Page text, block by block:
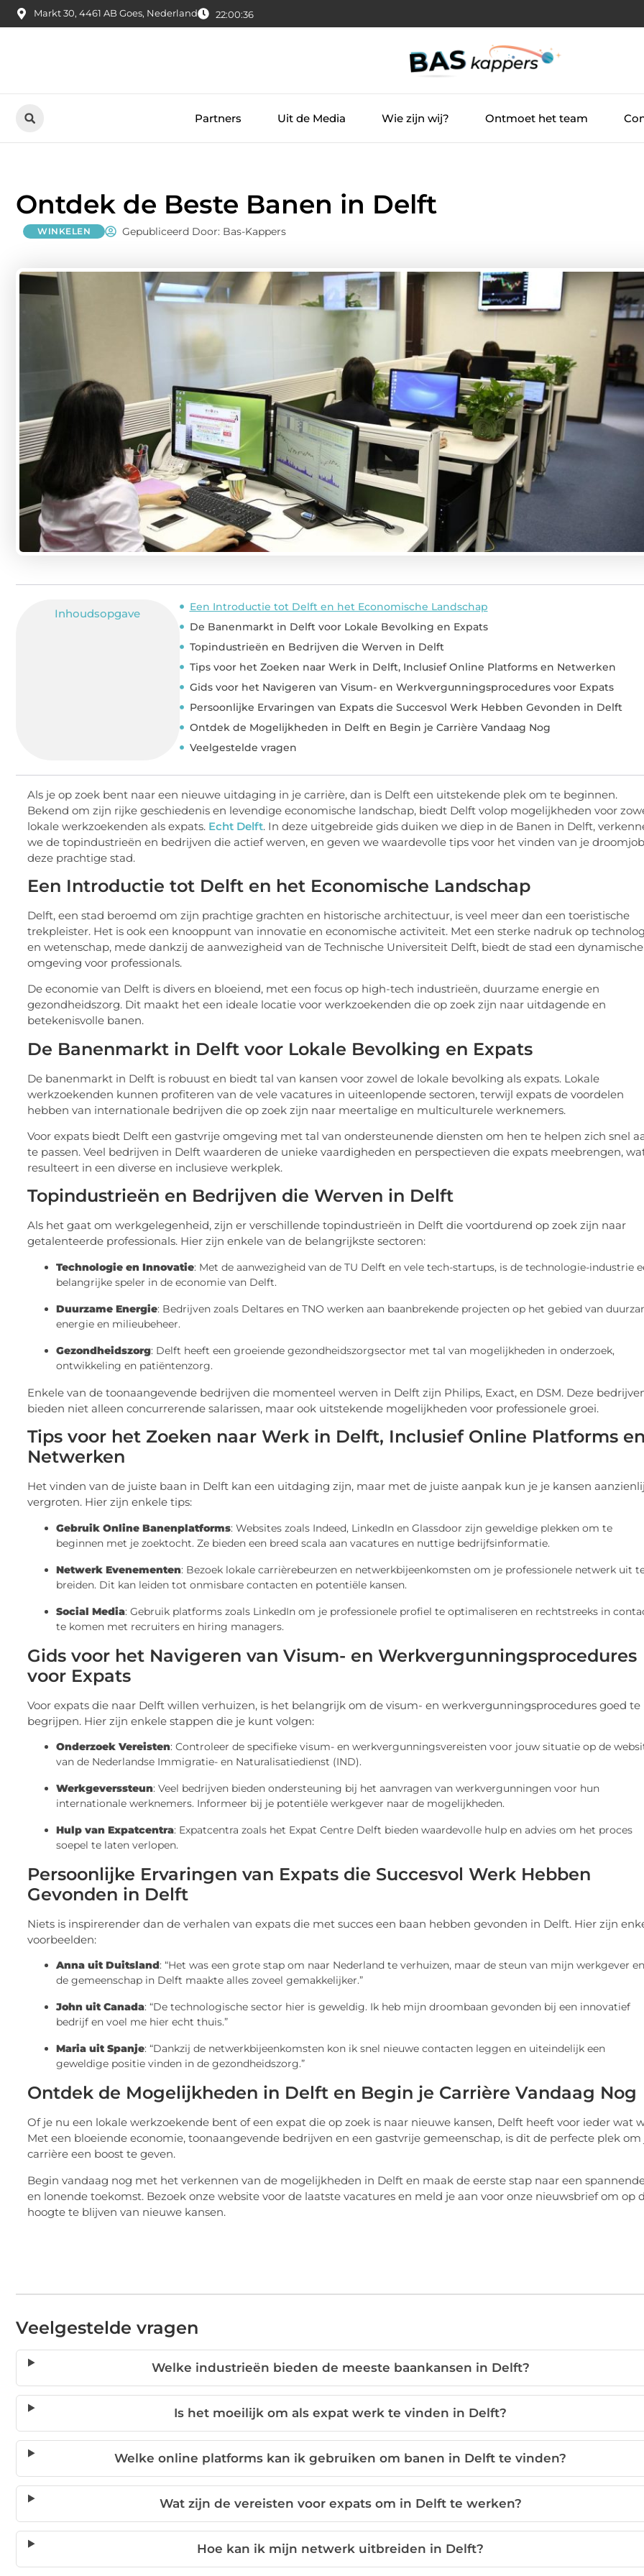
Markt 30, 4461 AB Goes, Nederland 22:00:37
Partners Uit de Media Wie zijn wij? Ontmoet het team
Ontdek de Beste Banen in Delft
WINKELEN Gepubliceerd Door: Bas-Kappers
Inhoudsopgave
Een Introductie tot Delft en het Economische Landschap
De Banenmarkt in Delft voor Lokale Bevolking en Expats
Topindustrieën en Bedrijven die Werven in Delft
Tips voor het Zoeken naar Werk in Delft, Inclusief Online Platforms en Netwerken
Gids voor het Navigeren van Visum- en Werkvergunningsprocedures voor Expats
Persoonlijke Ervaringen van Expats die Succesvol Werk Hebben Gevonden in Delft
Ontdek de Mogelijkheden in Delft en Begin je Carrière Vandaag Nog
Veelgestelde vragen
Als je op zoek bent naar een nieuwe uitdaging in je carrière, dan is Delft een uitstekende plek om te beginnen.
Bekend om zijn rijke geschiedenis en levendige economische landschap, biedt Delft volop mogelijkheden voor
lokale werkzoekenden als expats. Echt Delft. In deze uitgebreide gids duiken we diep in de Banen in Delft,
we de topindustrieën en bedrijven die actief werven, en geven we waardevolle tips voor het vinden van je
deze prachtige stad.
Een Introductie tot Delft en het Economische Landschap
Delft, een stad beroemd om zijn prachtige grachten en historische architectuur, is veel meer dan een toeristische
trekpleister. Het is ook een knooppunt van innovatie en economische activiteit. Met een sterke nadruk op
en wetenschap, mede dankzij de aanwezigheid van de Technische Universiteit Delft, biedt de stad een dynamische
omgeving voor professionals.
De economie van Delft is divers en bloeiend, met een focus op high-tech industrieën, duurzame energie en
gezondheidszorg. Dit maakt het een ideale locatie voor werkzoekenden die op zoek zijn naar uitdagende en
betekenisvolle banen.
De Banenmarkt in Delft voor Lokale Bevolking en Expats
De banenmarkt in Delft is robuust en biedt tal van kansen voor zowel de lokale bevolking als expats. Lokale
werkzoekenden kunnen profiteren van de vele vacatures in uiteenlopende sectoren, terwijl expats de voordelen
hebben van internationale bedrijven die op zoek zijn naar meertalige en multiculturele werknemers.
Voor expats biedt Delft een gastvrije omgeving met tal van ondersteunende diensten om hen te helpen zich snel
te passen. Veel bedrijven in Delft waarderen de unieke vaardigheden en perspectieven die expats meebrengen,
resulteert in een diverse en inclusieve werkplek.
Topindustrieën en Bedrijven die Werven in Delft
Als het gaat om werkgelegenheid, zijn er verschillende topindustrieën in Delft die voortdurend op zoek zijn naar
getalenteerde professionals. Hier zijn enkele van de belangrijkste sectoren:
Technologie en Innovatie: Met de aanwezigheid van de TU Delft en vele tech-startups, is de technologie-industrie
belangrijke speler in de economie van Delft.
Duurzame Energie: Bedrijven zoals Deltares en TNO werken aan baanbrekende projecten op het gebied van
energie en milieubeheer.
Gezondheidszorg: Delft heeft een groeiende gezondheidszorgsector met tal van mogelijkheden in onderzoek,
ontwikkeling en patiëntenzorg.
Enkele van de toonaangevende bedrijven die momenteel werven in Delft zijn Philips, Exact, en DSM. Deze
bieden niet alleen concurrerende salarissen, maar ook uitstekende mogelijkheden voor professionele groei.
Tips voor het Zoeken naar Werk in Delft, Inclusief Online Platforms en
Netwerken
Het vinden van de juiste baan in Delft kan een uitdaging zijn, maar met de juiste aanpak kun je je kansen
vergroten. Hier zijn enkele tips:
Gebruik Online Banenplatforms: Websites zoals Indeed, LinkedIn en Glassdoor zijn geweldige plekken om te
beginnen met je zoektocht. Ze bieden een breed scala aan vacatures en nuttige bedrijfsinformatie.
Netwerk Evenementen: Bezoek lokale carrièrebeurzen en netwerkbijeenkomsten om je professionele netwerk uit
breiden. Dit kan leiden tot onmisbare contacten en potentiële kansen.
Social Media: Gebruik platforms zoals LinkedIn om je professionele profiel te optimaliseren en rechtstreeks in
te komen met recruiters en hiring managers.
Gids voor het Navigeren van Visum- en Werkvergunningsprocedures
voor Expats
Voor expats die naar Delft willen verhuizen, is het belangrijk om de visum- en werkvergunningsprocedures goed te
begrijpen. Hier zijn enkele stappen die je kunt volgen:
Onderzoek Vereisten: Controleer de specifieke visum- en werkvergunningsvereisten voor jouw situatie op de
van de Nederlandse Immigratie- en Naturalisatiedienst (IND).
Werkgeverssteun: Veel bedrijven bieden ondersteuning bij het aanvragen van werkvergunningen voor hun
internationale werknemers. Informeer bij je potentiële werkgever naar de mogelijkheden.
Hulp van Expatcentra: Expatcentra zoals het Expat Centre Delft bieden waardevolle hulp en advies om het proces
soepel te laten verlopen.
Persoonlijke Ervaringen van Expats die Succesvol Werk Hebben
Gevonden in Delft
Niets is inspirerender dan de verhalen van expats die met succes een baan hebben gevonden in Delft. Hier zijn
voorbeelden:
Anna uit Duitsland: “Het was een grote stap om naar Nederland te verhuizen, maar de steun van mijn werkgever en
de gemeenschap in Delft maakte alles zoveel gemakkelijker.”
John uit Canada: “De technologische sector hier is geweldig. Ik heb mijn droombaan gevonden bij een innovatief
bedrijf en voel me hier echt thuis.”
Maria uit Spanje: “Dankzij de netwerkbijeenkomsten kon ik snel nieuwe contacten leggen en uiteindelijk een
geweldige positie vinden in de gezondheidszorg.”
Ontdek de Mogelijkheden in Delft en Begin je Carrière Vandaag Nog
Of je nu een lokale werkzoekende bent of een expat die op zoek is naar nieuwe kansen, Delft heeft voor ieder wat
Met een bloeiende economie, toonaangevende bedrijven en een gastvrije gemeenschap, is dit de perfecte plek om
carrière een boost te geven.
Begin vandaag nog met het verkennen van de mogelijkheden in Delft en maak de eerste stap naar een
en lonende toekomst. Bezoek onze website voor de laatste vacatures en meld je aan voor onze nieuwsbrief om op
hoogte te blijven van nieuwe kansen.
Veelgestelde vragen
Welke industrieën bieden de meeste baankansen in Delft?
Is het moeilijk om als expat werk te vinden in Delft?
Welke online platforms kan ik gebruiken om banen in Delft te vinden?
Wat zijn de vereisten voor expats om in Delft te werken?
Hoe kan ik mijn netwerk uitbreiden in Delft?